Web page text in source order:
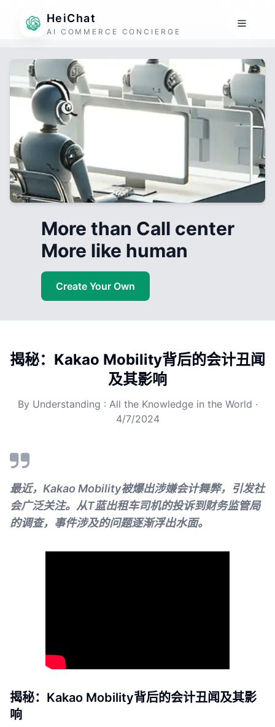
HeiChat
AI COMMERCE CONCIERGE
More than Call center
More like human
Create Your Own
揭秘：Kakao Mobility背后的会计丑闻
及其影响
By Understanding : All the Knowledge in the World ·
4/7/2024
最近，Kakao Mobility被爆出涉嫌会计舞弊，引发社
会广泛关注。从T蓝出租车司机的投诉到财务监管局
的调查，事件涉及的问题逐渐浮出水面。
揭秘：Kakao Mobility背后的会计丑闻及其影
响